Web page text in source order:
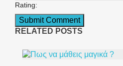
Rating:
RELATED POSTS